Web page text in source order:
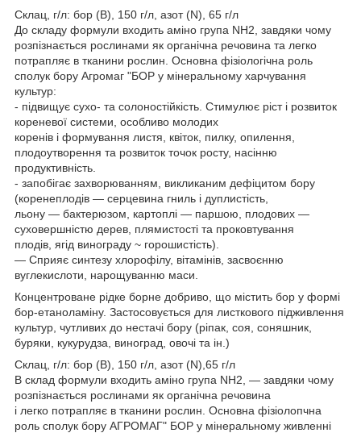
Склац, г/л: бор (В), 150 г/л, азот (N), 65 г/л
До складу формули входить аміно група NH2, завдяки чому
розпізнається рослинами як органічна речовина та легко
потрапляє в тканини рослин. Основна фізіологічна роль
сполук бору Агромаг "БОР у мінеральному харчування
культур:
- підвищує сухо- та солоностійкість. Стимулює ріст і розвиток
кореневої системи, особливо молодих
коренів і формування листя, квіток, пилку, опилення,
плодоутворення та розвиток точок росту, насінню
продуктивність.
- запобігає захворюванням, викликаним дефіцитом бору
(коренеплодів — серцевина гниль і дуплистість,
льону — бактерюзом, картоплі — паршою, плодових —
суховершністю дерев, плямистості та проковтування
плодів, ягід винограду ~ горошистість).
— Сприяє синтезу хлорофілу, вітамінів, засвоєнню
вуглекислоти, нарощуванню маси.
Концентроване рідке борне добриво, що містить бор у формі
бор-етаноламіну. Застосовується для листкового підживлення
культур, чутливих до нестачі бору (ріпак, соя, соняшник,
буряки, кукурудза, виноград, овочі та ін.)
Склац, г/л: бор (В), 150 г/л, азот (N),65 г/л
В склад формули входить аміно група NН2, — завдяки чому
розпізнається рослинами як органічна речовина
і легко потрапляє в тканини рослин. Основна фізіолопчна
роль сполук бору АГРОМАГ" БОР у мінеральному живленні